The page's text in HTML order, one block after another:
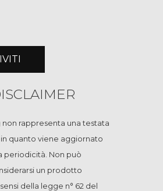
rappresenta una testata
quanto viene aggiornato
periodicità. Non può
un prodotto
della legge n° 62 del